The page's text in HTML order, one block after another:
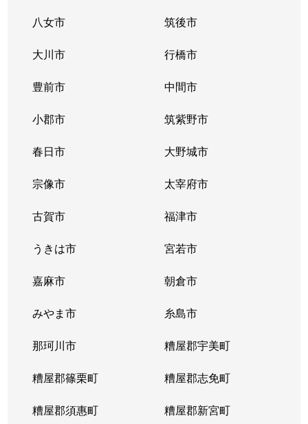
八女市 筑後市
大川市 行橋市
豊前市 中間市
小郡市 筑紫野市
春日市 大野城市
宗像市 太宰府市
古賀市 福津市
うきは市 宮若市
嘉麻市 朝倉市
みやま市 糸島市
那珂川市 糟屋郡宇美町
糟屋郡篠栗町 糟屋郡志免町
糟屋郡須惠町 糟屋郡新宮町